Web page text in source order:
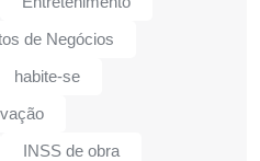
de Negócios
habite-se
INSS de obra